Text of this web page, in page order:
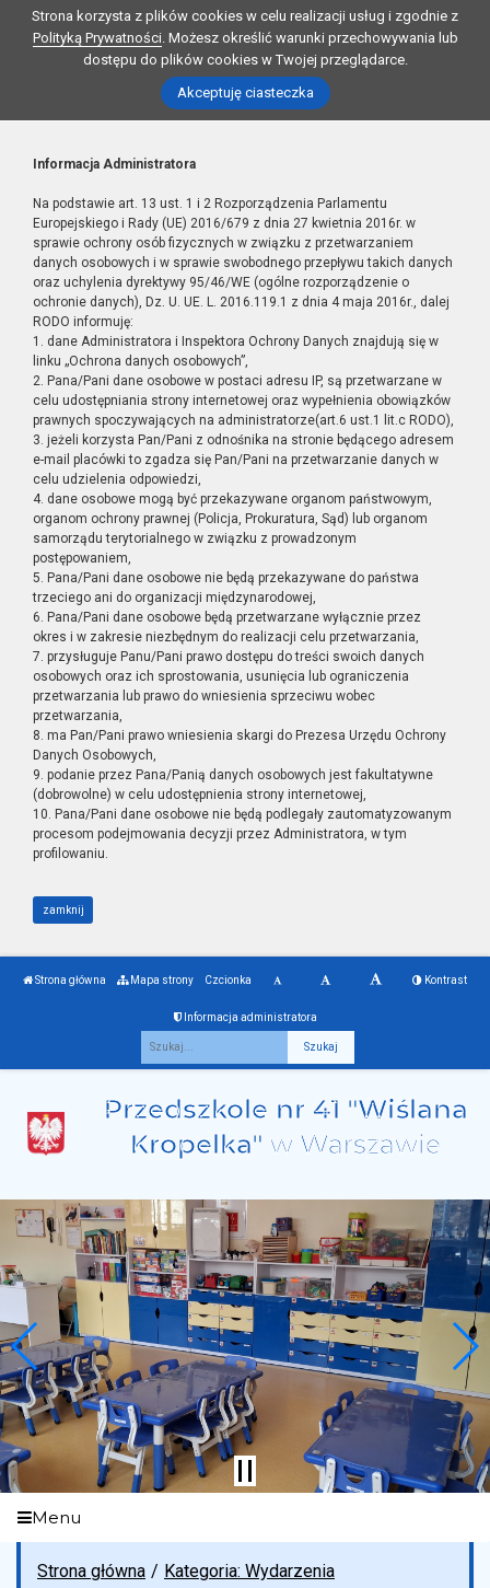
Strona korzysta z plików cookies w celu realizacji usług i zgodnie z
Polityką Prywatności. Możesz określić warunki przechowywania lub
dostępu do plików cookies w Twojej przeglądarce.
Akceptuję ciasteczka
Informacja Administratora
Na podstawie art. 13 ust. 1 i 2 Rozporządzenia Parlamentu
Europejskiego i Rady (UE) 2016/679 z dnia 27 kwietnia 2016r. w
sprawie ochrony osób fizycznych w związku z przetwarzaniem
danych osobowych i w sprawie swobodnego przepływu takich danych
oraz uchylenia dyrektywy 95/46/WE (ogólne rozporządzenie o
ochronie danych), Dz. U. UE. L. 2016.119.1 z dnia 4 maja 2016r., dalej
RODO informuję:
1. dane Administratora i Inspektora Ochrony Danych znajdują się w
linku „Ochrona danych osobowych”,
2. Pana/Pani dane osobowe w postaci adresu IP, są przetwarzane w
celu udostępniania strony internetowej oraz wypełnienia obowiązków
prawnych spoczywających na administratorze(art.6 ust.1 lit.c RODO),
3. jeżeli korzysta Pan/Pani z odnośnika na stronie będącego adresem
e-mail placówki to zgadza się Pan/Pani na przetwarzanie danych w
celu udzielenia odpowiedzi,
4. dane osobowe mogą być przekazywane organom państwowym,
organom ochrony prawnej (Policja, Prokuratura, Sąd) lub organom
samorządu terytorialnego w związku z prowadzonym
postępowaniem,
5. Pana/Pani dane osobowe nie będą przekazywane do państwa
trzeciego ani do organizacji międzynarodowej,
6. Pana/Pani dane osobowe będą przetwarzane wyłącznie przez
okres i w zakresie niezbędnym do realizacji celu przetwarzania,
7. przysługuje Panu/Pani prawo dostępu do treści swoich danych
osobowych oraz ich sprostowania, usunięcia lub ograniczenia
przetwarzania lub prawo do wniesienia sprzeciwu wobec
przetwarzania,
8. ma Pan/Pani prawo wniesienia skargi do Prezesa Urzędu Ochrony
Danych Osobowych,
9. podanie przez Pana/Panią danych osobowych jest fakultatywne
(dobrowolne) w celu udostępnienia strony internetowej,
10. Pana/Pani dane osobowe nie będą podlegały zautomatyzowanym
procesom podejmowania decyzji przez Administratora, w tym
profilowaniu.
zamknij
Strona główna Mapa strony Czcionka Kontrast
Informacja administratora
Przedszkole nr 41 "Wiślana
Kropelka" w Warszawie
Menu
Strona główna
Kategoria: Wydarzenia